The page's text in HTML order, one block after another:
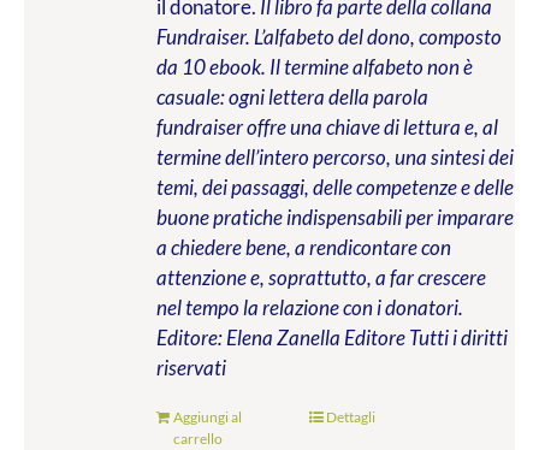
il donatore. Il libro fa parte della collana
Fundraiser. L’alfabeto del dono, composto
da 10 ebook. Il termine alfabeto non è
casuale: ogni lettera della parola
fundraiser offre una chiave di lettura e, al
termine dell’intero percorso, una sintesi dei
temi, dei passaggi, delle competenze e delle
buone pratiche indispensabili per imparare
a chiedere bene, a rendicontare con
attenzione e, soprattutto, a far crescere
nel tempo la relazione con i donatori.
Editore: Elena Zanella EditoreTutti i diritti
riservati
Aggiungi al
carrello
Dettagli